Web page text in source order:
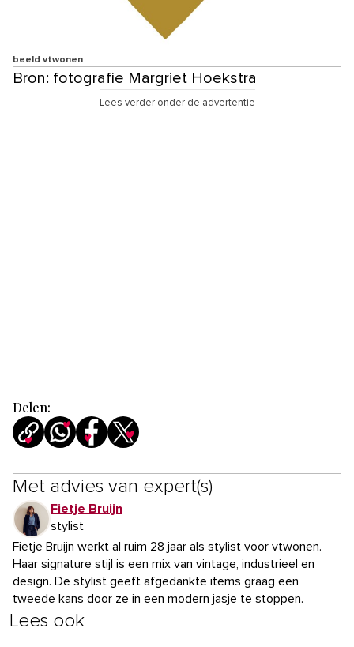
beeld vtwonen
Bron: fotografie Margriet Hoekstra
Lees verder onder de advertentie
Delen:
Met advies van expert(s)
Fietje Bruijn
stylist
Fietje Bruijn werkt al ruim 28 jaar als stylist voor vtwonen.
Haar signature stijl is een mix van vintage, industrieel en
design. De stylist geeft afgedankte items graag een
tweede kans door ze in een modern jasje te stoppen.
Lees ook